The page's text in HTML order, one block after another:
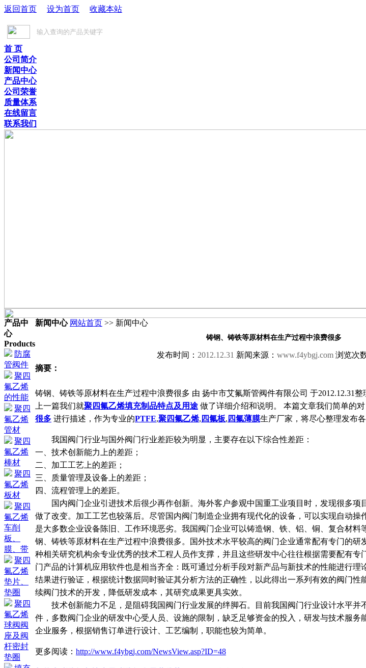
返回首页 设为首页 收藏本站
首 页
公司简介
新闻中心
产品中心
公司荣誉
质量体系
在线留言
联系我们
产品中
心
Products
防腐
管阀件
聚四
氟乙烯
的性能
聚四
氟乙烯
管材
聚四
氟乙烯
棒材
聚四
氟乙烯
板材
聚四
氟乙烯
车削
板、
膜、带
聚四
氟乙烯
垫片、
垫圈
聚四
氟乙烯
球阀阀
座及阀
杆密封
垫圈
新闻中心 网站首页 >> 新闻中心
铸钢、铸铁等原材料在生产过程中浪费很多
发布时间： 2012.12.31 新闻来源： www.f4ybgj.com 浏览次
摘要：
铸钢、铸铁等原材料在生产过程中浪费很多 由 扬中市艾氟斯管阀件有限公司 于2012.12.31整
上一篇我们就聚四氟乙烯填充制品特点及用途 做了详细介绍和说明。 本篇文章我们简单的对
很多 进行描述，作为专业的PTFE,聚四氟乙烯, 四氟板, 四氟薄膜生产厂家，将尽心整理发布
我国阀门行业与国外阀门行业差距较为明显，主要存在以下综合性差距：
一、技术创新能力上的差距；
二、加工工艺上的差距；
三、质量管理及设备上的差距；
四、流程管理上的差距。
国内阀门企业引进技术后很少再作创新。海外客户参观中国重工业项目时，发现很多项
做了改变。加工工艺也较落后。尽管国内阀门制造企业拥有现代化的设备，可以实现自动操
是大多数企业设备陈旧、工作环境恶劣。我国阀门企业可以铸造钢、铁、铝、铜、复合材料
钢、铸铁等原材料在生产过程中浪费很多。国外技术水平较高的阀门企业通常配有专门的研
种相关研究机构余专业优秀的技术工程人员作支撑，并且这些研发中心往往根据需要配有专
门产品的计算机应用软件也是相当齐全：既可通过分析手段对新产品与新技术的性能进行理
结果进行验证，根据统计数据同时验证其分析方法的正确性，以此得出一系列有效的阀门性
续阀门技术的开发，降低研发成本，其研究成果更具实效。
技术创新能力不足，是阻碍我国阀门行业发展的绊脚石。目前我国阀门行业设计水平并
件，多数阀门企业的研发中心受人员、设施的限制，缺乏足够资金的投入，研发与技术服务
企业服务，根据销售订单进行设计、工艺编制，职能也较为简单。
更多阅读： http://www.f4ybgj.com/NewsView.asp?ID=48